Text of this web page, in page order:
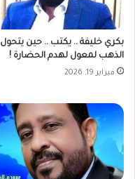
بكري خليفة .. يكتب .. حين يتحول
الذهب لمعول لهدم الحضارة !
فبراير 19, 2026